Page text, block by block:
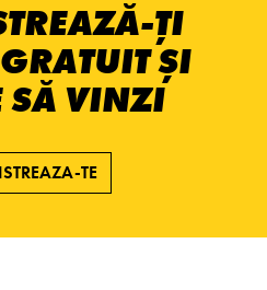
ȚI
ȘI
SĂ VINZI
TE